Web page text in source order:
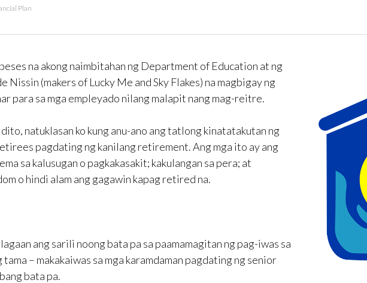
Plan
na akong naimbitahan ng Department of Education at ng
Nissin (makers of Lucky Me and Sky Flakes) na magbigay ng
para sa mga empleyado nilang malapit nang mag-reitre.
natuklasan ko kung anu-ano ang tatlong kinatatakutan ng
pagdating ng kanilang retirement. Ang mga ito ay ang
sa kalusugan o pagkakasakit; kakulangan sa pera; at
o hindi alam ang gagawin kapag retired na.
ang sarili noong bata pa sa paamamagitan ng pag-iwas sa
– makakaiwas sa mga karamdaman pagdating ng senior
bata pa.